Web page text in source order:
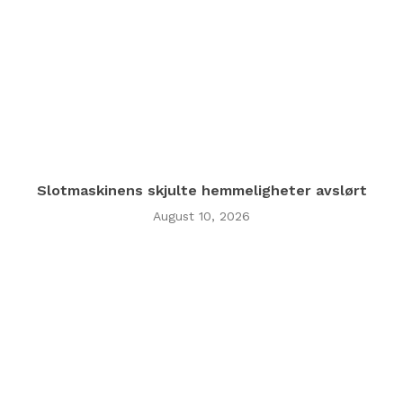
Slotmaskinens skjulte hemmeligheter avslørt
August 10, 2026